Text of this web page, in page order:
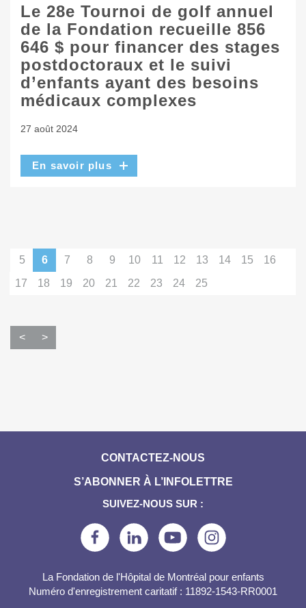
Le 28e Tournoi de golf annuel
de la Fondation recueille 856
646 $ pour financer des stages
postdoctoraux et le suivi
d’enfants ayant des besoins
médicaux complexes
27 août 2024
En savoir plus
5 6 7 8 9 10 11 12 13 14 15
16
17
18 19 20 21 22 23 24 25
< >
CONTACTEZ-NOUS
S’ABONNER À L’INFOLETTRE
SUIVEZ-NOUS SUR :
La Fondation de l'Hôpital de Montréal pour enfants
Numéro d'enregistrement caritatif : 11892-1543-RR0001